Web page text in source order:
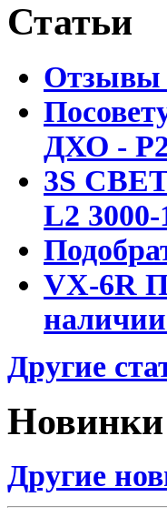
Статьи
Отзывы
ДХО -
3S
L2
VX-6R
Другие
Новинки
Другие